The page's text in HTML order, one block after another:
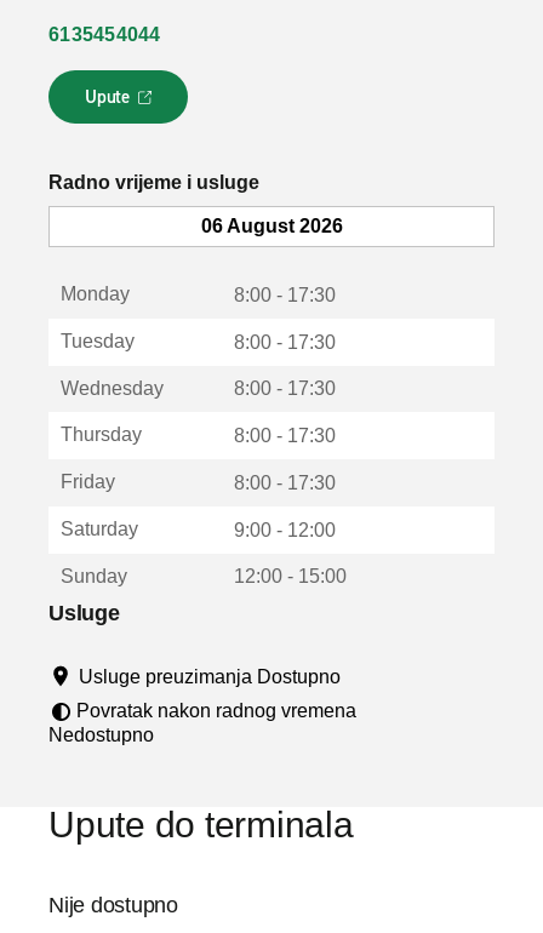
6135454044
Upute
L
i
k
o
u
u
Radno vrijeme i usluge
06 August 2026
Monday 8:00 - 17:30
Tuesday 8:00 - 17:30
Wednesday 8:00 - 17:30
Thursday 8:00 - 17:30
Friday 8:00 - 17:30
Saturday 9:00 - 12:00
Sunday 12:00 - 15:00
Usluge
Usluge preuzimanja Dostupno
Povratak nakon radnog vremena
Nedostupno
Upute do terminala
Nije dostupno